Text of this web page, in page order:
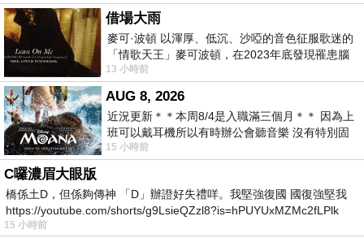
借場大雨
麥可·波頓 以渾厚、低沉、沙啞的音色征服歌迷的
「情歌天王」麥可波頓，在2023年底發現罹患腦
瘤「祈禱早日康復，一切都好」。
13 小時前
AUG 8, 2026
近況更新＊＊本周8/4是入職滿三個月＊＊ 因為上
班可以戴耳機所以有時辦公會聽音樂 沒有特別固
定哪天但就是一周某一天會固定聽'90
15 小時前
C囉濃眉大眼版
橋係土D，但係夠傳神 「D」辦證好失禮咩。我堅強復國 國復強堅我
https://youtube.com/shorts/g9LsieQZzl8?is=hPUYUxMZMc2fLPlk
15 小時前